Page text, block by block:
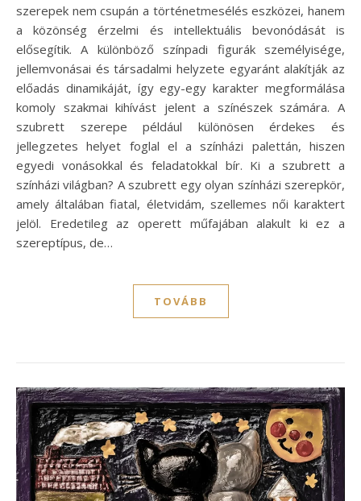
szerepek nem csupán a történetmesélés eszközei, hanem
a közönség érzelmi és intellektuális bevonódását is
elősegítik. A különböző színpadi figurák személyisége,
jellemvonásai és társadalmi helyzete egyaránt alakítják az
előadás dinamikáját, így egy-egy karakter megformálása
komoly szakmai kihívást jelent a színészek számára. A
szubrett szerepe például különösen érdekes és
jellegzetes helyet foglal el a színházi palettán, hiszen
egyedi vonásokkal és feladatokkal bír. Ki a szubrett a
színházi világban? A szubrett egy olyan színházi szerepkör,
amely általában fiatal, életvidám, szellemes női karaktert
jelöl. Eredetileg az operett műfajában alakult ki ez a
szereptípus, de…
TOVÁBB